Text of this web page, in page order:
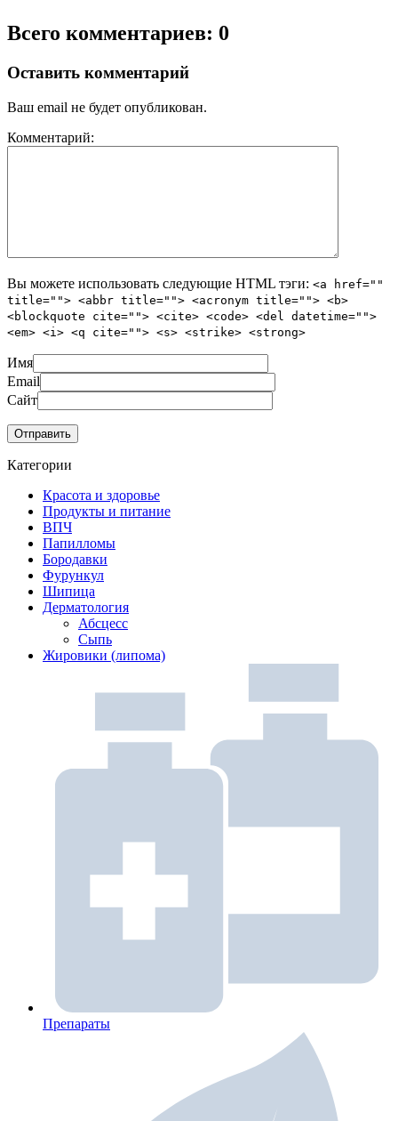
Всего комментариев: 0
Оставить комментарий
Ваш email не будет опубликован.
Комментарий:
Вы можете использовать следующие HTML тэги: <a href=""
title=""> <abbr title=""> <acronym title=""> <b>
<blockquote cite=""> <cite> <code> <del datetime="">
<em> <i> <q cite=""> <s> <strike> <strong>
Имя
Email
Сайт
Категории
Красота и здоровье
Продукты и питание
ВПЧ
Папилломы
Бородавки
Фурункул
Шипица
Дерматология
Абсцесс
Сыпь
Жировики (липома)
Препараты